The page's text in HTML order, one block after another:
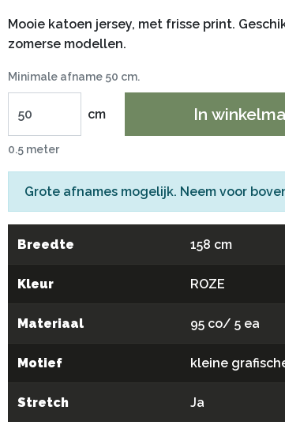
Mooie katoen jersey, met frisse print.
zomerse modellen.
Minimale afname 50 cm.
cm In
0.5 meter
Grote afnames mogelijk. Neem voor
Breedte 158 cm
Kleur ROZE
Materiaal 95 co/ 5 ea
Motief kleine
Stretch Ja